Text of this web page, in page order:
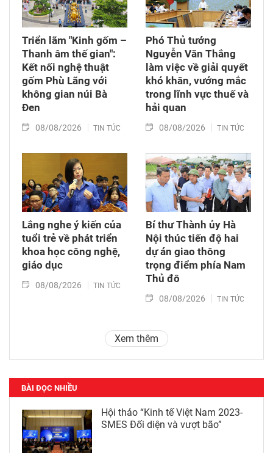
Triển lãm "Kinh gốm –
Thanh âm thế gian":
Kết nối nghệ thuật
gốm Phù Lãng với
không gian núi Bà
Đen
08/08/2026 TIN TỨC
Phó Thủ tướng
Nguyễn Văn Thắng
làm việc về giải quyết
khó khăn, vướng mắc
trong lĩnh vực thuế và
hải quan
08/08/2026 TIN TỨC
Lắng nghe ý kiến của
tuổi trẻ về phát triển
khoa học công nghệ,
giáo dục
08/08/2026 TIN TỨC
Bí thư Thành ủy Hà
Nội thúc tiến độ hai
dự án giao thông
trọng điểm phía Nam
Thủ đô
08/08/2026 TIN TỨC
Xem thêm
BÀI ĐỌC NHIỀU
Hội thảo “Kinh tế Việt Nam 2023-
SMES Đối diện và vượt bão”